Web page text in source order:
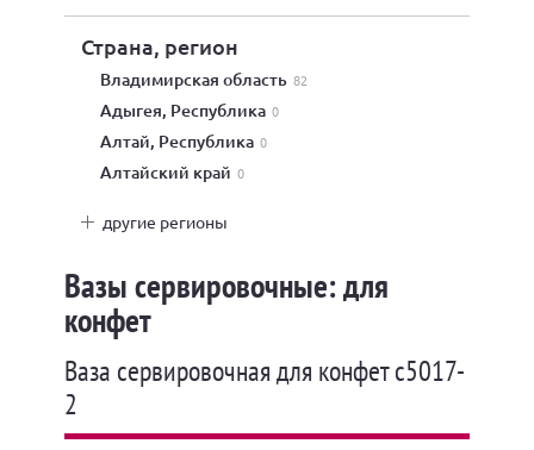
Страна, регион
Владимирская область 82
Адыгея, Республика 0
Алтай, Республика 0
Алтайский край 0
другие регионы
Вазы сервировочные: для
конфет
Ваза сервировочная для конфет с5017-
2